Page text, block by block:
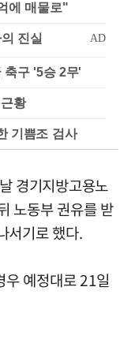
에 매물로"
구 '5승 2무'
황
기쁨조 검사
경기지방고용노
노동부 권유를 받
서기로 했다.
우 예정대로 21일